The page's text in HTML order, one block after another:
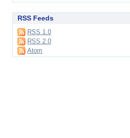
RSS Feeds
RSS 1.0
RSS 2.0
Atom